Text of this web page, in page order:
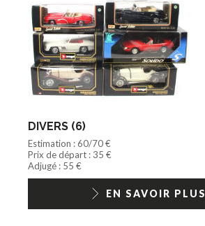
DIVERS (6)
Estimation : 60/70 €
Prix de départ : 35 €
Adjugé : 55 €
EN SAVOIR PLUS